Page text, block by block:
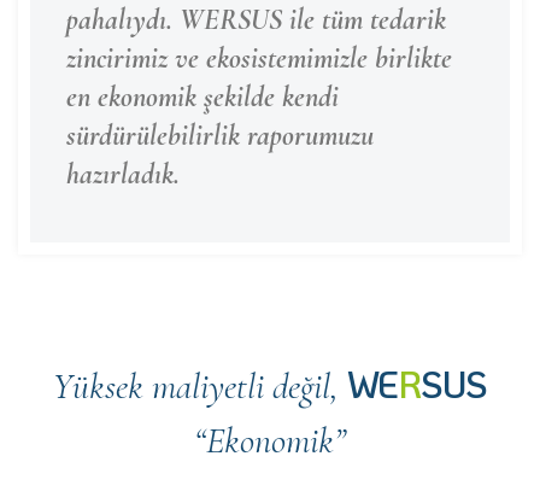
pahalıydı. WERSUS ile tüm tedarik
zincirimiz ve ekosistemimizle birlikte
en ekonomik şekilde kendi
sürdürülebilirlik raporumuzu
hazırladık.
Yüksek maliyetli değil, WERSUS
“Ekonomik”